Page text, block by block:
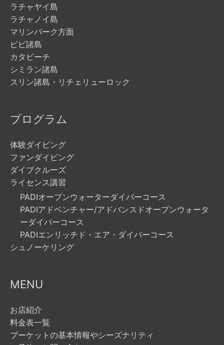
ラチャヤイ島
ラチャノイ島
マリンパーク方面
ピピ諸島
カタビーチ
シミラン諸島
スリン諸島・リチェリューロック
プログラム
体験ダイビング
ファンダイビング
ダイブクルーズ
ライセンス講習
PADIオープンウォーターダイバーコース
PADIアドベンチャー/アドバンスドオープンウォータ
ーダイバーコース
PADIエンリッチド・エア・ダイバーコース
シュノーケリング
MENU
お店紹介
料金表一覧
プーケットの基本情報やシーズナリティ